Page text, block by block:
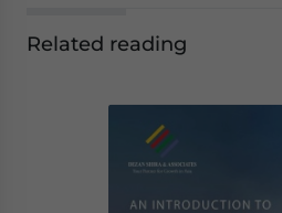
Related reading